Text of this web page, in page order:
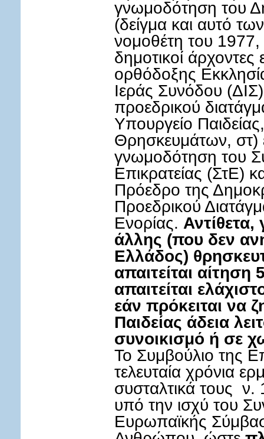
γνωμοδότηση του
(δείγμα και αυτό
νομοθέτη του 1977,
δημοτικοί άρχοντες
ορθόδοξης
Ιεράς Συνόδου
προεδρικού
Υπουργείο
Θρησκευμάτων, στ)
γνωμοδότηση του
Επικρατείας (ΣτΕ)
Πρόεδρο της
Προεδρικού
Ενορίας.
άλλης (που δεν
Ελλάδος)
απαιτείται
απαιτείται
εάν πρόκειται να
Παιδείας άδεια
συνοικισμό ή σε
Το Συμβούλιο της
τελευταία χρόνια
συσταλτικά τους
υπό την ισχύ του
Ευρωπαϊκής